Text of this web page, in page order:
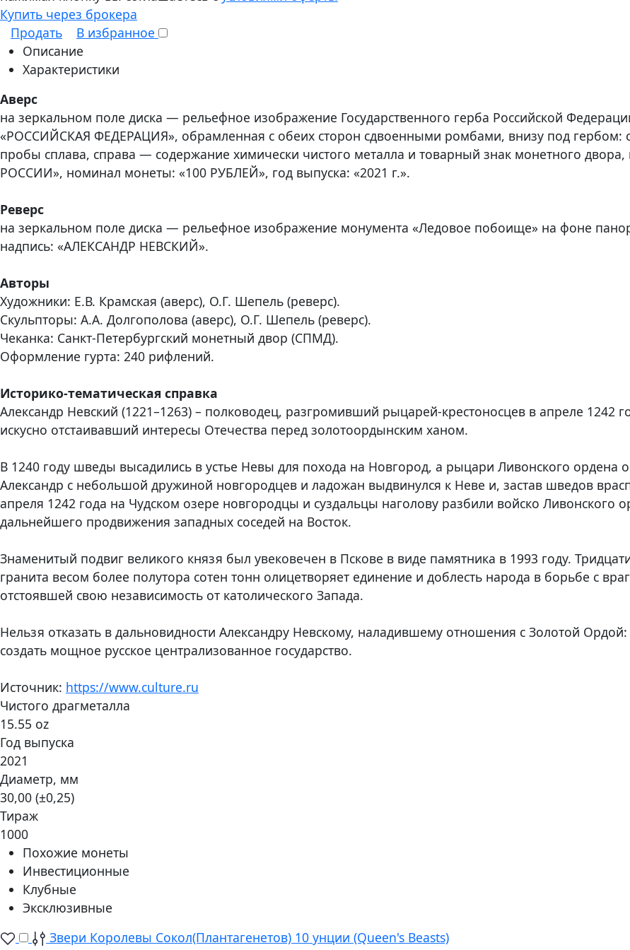
Купить через брокера
Продать
В избранное
Описание
Характеристики
Аверс
на зеркальном поле диска — рельефное изображение Государственного герба Российской
«РОССИЙСКАЯ ФЕДЕРАЦИЯ», обрамленная с обеих сторон сдвоенными ромбами, внизу под гербом:
пробы сплава, справа — содержание химически чистого металла и товарный знак монетного
РОССИИ», номинал монеты: «100 РУБЛЕЙ», год выпуска: «2021 г.».
Реверс
на зеркальном поле диска — рельефное изображение монумента «Ледовое побоище» на фоне
надпись: «АЛЕКСАНДР НЕВСКИЙ».
Авторы
Художники: Е.В. Крамская (аверс), О.Г. Шепель (реверс).
Скульпторы: А.А. Долгополова (аверс), О.Г. Шепель (реверс).
Чеканка: Санкт-Петербургский монетный двор (СПМД).
Оформление гурта: 240 рифлений.
Историко-тематическая справка
Александр Невский (1221–1263) – полководец, разгромивший рыцарей-крестоносцев в апреле 1242
искусно отстаивавший интересы Отечества перед золотоордынским ханом.
В 1240 году шведы высадились в устье Невы для похода на Новгород, а рыцари Ливонского ордена
Александр с небольшой дружиной новгородцев и ладожан выдвинулся к Неве и, застав шведов
апреля 1242 года на Чудском озере новгородцы и суздальцы наголову разбили войско
дальнейшего продвижения западных соседей на Восток.
Знаменитый подвиг великого князя был увековечен в Пскове в виде памятника в 1993 году.
гранита весом более полутора сотен тонн олицетворяет единение и доблесть народа в борьбе с
отстоявшей свою независимость от католического Запада.
Нельзя отказать в дальновидности Александру Невскому, наладившему отношения с Золотой
создать мощное русское централизованное государство.
Источник: https://www.culture.ru
Чистого драгметалла
15.55 oz
Год выпуска
2021
Диаметр, мм
30,00 (±0,25)
Тираж
1000
Похожие монеты
Инвестиционные
Клубные
Эксклюзивные
Звери Королевы Сокол(Плантагенетов) 10 унции (Queen's Beasts)